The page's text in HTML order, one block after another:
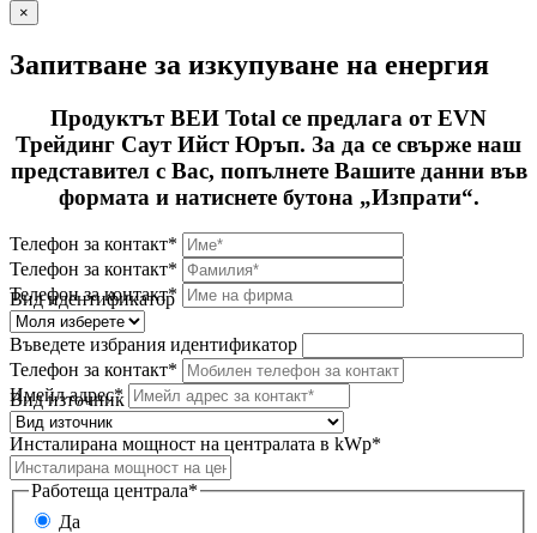
×
Запитване за изкупуване на енергия
Продуктът ВЕИ Total се предлага от EVN
Трейдинг Саут Ийст Юръп. За да се свърже наш
представител с Вас, попълнете Вашите данни във
формата и натиснете бутона „Изпрати“.
Телефон за контакт*
Телефон за контакт*
Телефон за контакт*
Вид идентификатор
Въведете избрания идентификатор
Телефон за контакт*
Имейл адрес*
Вид източник
Инсталирана мощност на централата в kWp*
Работеща централа*
Да